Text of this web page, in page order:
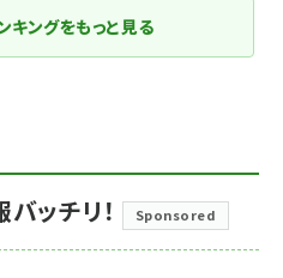
キングをもっと見る
ッチリ！ Sponsored